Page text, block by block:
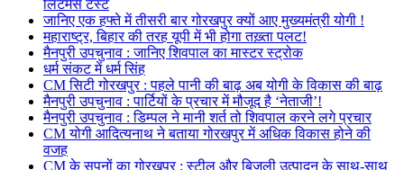
लिटमस टेस्ट
जानिए एक हफ्ते में तीसरी बार गोरखपुर क्यों आए मुख्यमंत्री योगी !
महाराष्ट्र, बिहार की तरह यूपी में भी होगा तख़्ता पलट!
मैनपुरी उपचुनाव : जानिए शिवपाल का मास्टर स्ट्रोक
धर्म संकट में धर्म सिंह
CM सिटी गोरखपुर : पहले पानी की बाढ़ अब योगी के विकास की बाढ़
मैनपुरी उपचुनाव : पार्टियों के प्रचार में मौजूद है ‘नेताजी’!
मैनपुरी उपचुनाव : डिम्पल ने मानी शर्त तो शिवपाल करने लगे प्रचार
CM योगी आदित्यनाथ ने बताया गोरखपुर में अधिक विकास होने की
वजह
CM के सपनों का गोरखपुर : स्टील और बिजली उत्पादन के साथ-साथ